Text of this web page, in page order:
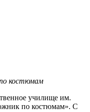
костюмам
училище им.
по костюмам». С